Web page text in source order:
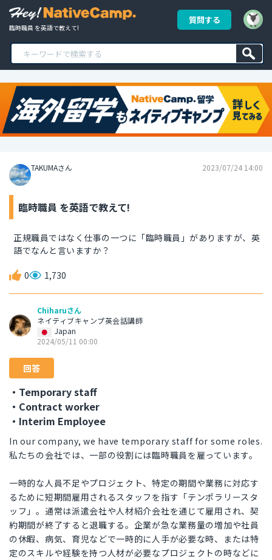
臨時職員 を英語で教えて!
質問する
TAKUMAさん 2023/07/24 14:00
臨時職員 を英語で教えて!
正規職員ではなく仕事の一つに「臨時職員」がありますが、英
語でなんと言いますか？
0 1,730
Chiharuさん
ネイティブキャンプ英会話講師
Japan
2024/05/11 00:00
回答
・Temporary staff
・Contract worker
・Interim Employee
In our company, we have temporary staff for some roles.
私たちの会社では、一部の役割には臨時職員を雇っています。
一時的な人員不足やプロジェクト、特定の期間や業務に対応す
るために短期間雇用されるスタッフを指す「テンポラリースタ
ッフ」。通常は派遣会社や人材紹介会社を通じて雇用され、契
約期間が終了すると退職する。企業が急な業務量の増加や社員
の休暇、病気、育児などで一時的に人手が必要な時、または特
定のスキルや経験を持つ人材が必要なプロジェクトの時などに